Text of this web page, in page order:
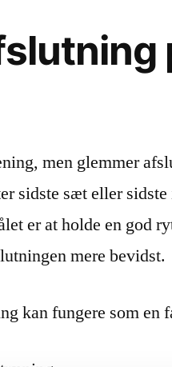
men glemmer
sidste sæt eller
er at holde en god
mere bevidst.
kan fungere som en